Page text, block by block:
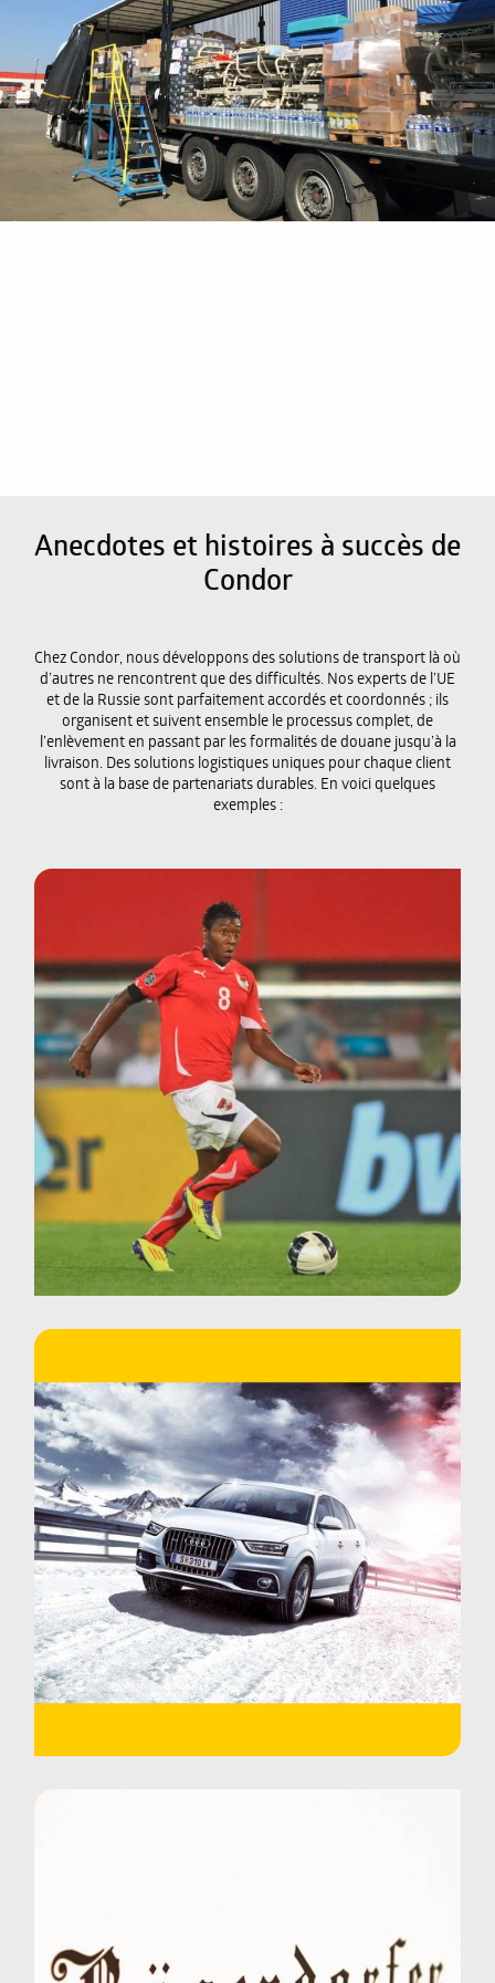
Avec «Red Bull Extreme Sailing»
sur la voie du succès.
EN SAVOIR PLUS
Qualification de l’équipe
autrichienne pour l’Euro 2016 en
France…
EN SAVOIR PLUS
Anecdotes et histoires à succès de
Condor
Chez Condor, nous développons des solutions de transport là où
d’autres ne rencontrent que des difficultés. Nos experts de l’UE
et de la Russie sont parfaitement accordés et coordonnés ; ils
organisent et suivent ensemble le processus complet, de
l’enlèvement en passant par les formalités de douane jusqu’à la
livraison. Des solutions logistiques uniques pour chaque client
sont à la base de partenariats durables. En voici quelques
exemples :
Qualification de l’équipe
autrichienne pour l’Euro 2016 en
France …